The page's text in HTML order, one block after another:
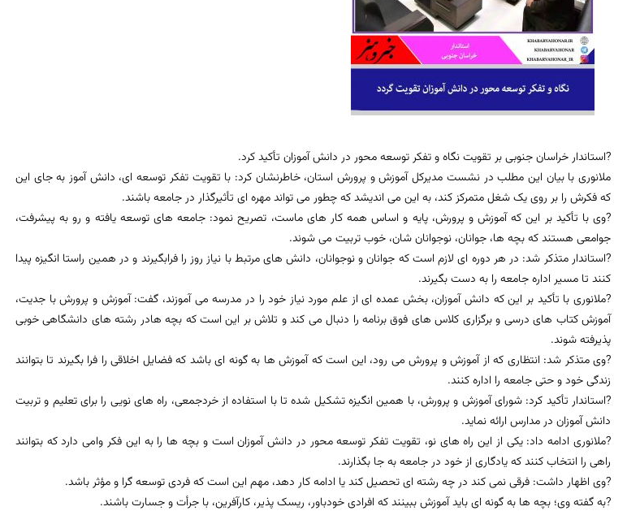
?استاندار خراسان جنوبی بر تقویت نگاه و تفکر توسعه محور در دانش آموزان تأکید کرد.
ملانوری با بیان این مطلب در نشست مدیرکل آموزش و پرورش استان، خاطرنشان کرد: با تقویت تفکر توسعه ای، دانش آموز به جای این
که فکرش را بر روی یک شغل متمرکز کند، به این می اندیشد که چطور می تواند مهره ای تأثیرگذار در جامعه باشند.
?وی با تأکید بر این که آموزش و پرورش، پایه و اساس همه کار های ماست، تصريح نمود: جامعه های توسعه یافته و رو به پیشرفت،
جوامعی هستند که بچه ها، جوانان، نوجوانان شان، خوب تربیت می شوند.
?استاندار متذکر شد: در هر دوره ای لازم است که جوانان و نوجوانان، دانش های مرتبط با نیاز روز را فرابگیرند و در همین راستا انگیزه پیدا
کنند تا مسیر اداره جامعه را به دست بگیرند.
?ملانوری با تأکید بر این که دانش آموزان، بخش عمده ای از علم مورد نیاز خود را در مدرسه می آموزند، گفت: آموزش و پرورش با جدیت،
آموزش کتاب های درسی و برگزاری کلاس های فوق برنامه را دنبال می کند و تلاش بر این است که بچه هادر رشته های دانشگاهی خوبی
پذیرفته شوند.
?وی متذکر شد: انتظاری که از آموزش و پرورش می رود، این است که آموزش ها به گونه ای باشد که فضایل اخلاقی را فرا بگیرند تا بتوانند
زندگی خود و حتی جامعه را اداره کنند.
?استاندار تأکید کرد: شورای آموزش و پرورش، با همین انگیزه تشکیل شده تا با استفاده از خردجمعی، راه های نویی را برای تعلیم و تربیت
دانش آموزان در مدارس ارائه نماید.
?ملانوری ادامه داد: یکی از این راه های نو، تقویت تفکر توسعه محور در دانش آموزان است و بچه ها را به این فکر وامی دارد که بتوانند
راهی را انتخاب کنند که یادگاری از خود در جامعه به جا بگذارند.
?وی اظهار داشت: فرقی نمی کند در چه رشته ای تحصیل کند یا ادامه کار دهد، مهم این است که فردی توسعه گرا و مؤثر باشد.
?به گفته وی؛ بچه ها به گونه ای باید آموزش ببینند که افرادی خودباور، ریسک پذیر، کارآفرین، با جرأت و جسارت باشند.